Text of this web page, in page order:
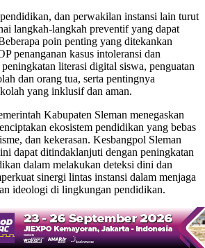
dan perwakilan instansi lain turut
langkah-langkah preventif yang dapat
poin penting yang ditekankan
penanganan kasus intoleransi dan
literasi digital siswa, penguatan
dan orang tua, serta pentingnya
yang inklusif dan aman.
Kabupaten Sleman menegaskan
ekosistem pendidikan yang bebas
dan kekerasan. Kesbangpol Sleman
dapat ditindaklanjuti dengan peningkatan
dalam melakukan deteksi dini dan
sinergi lintas instansi dalam menjaga
ideologi di lingkungan pendidikan.